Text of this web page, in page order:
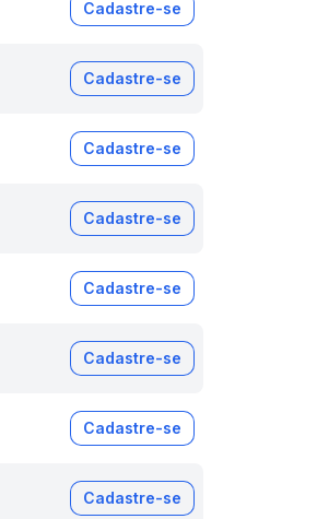
Cadastre-se
Cadastre-se
Cadastre-se
Cadastre-se
Cadastre-se
Cadastre-se
Cadastre-se
Cadastre-se